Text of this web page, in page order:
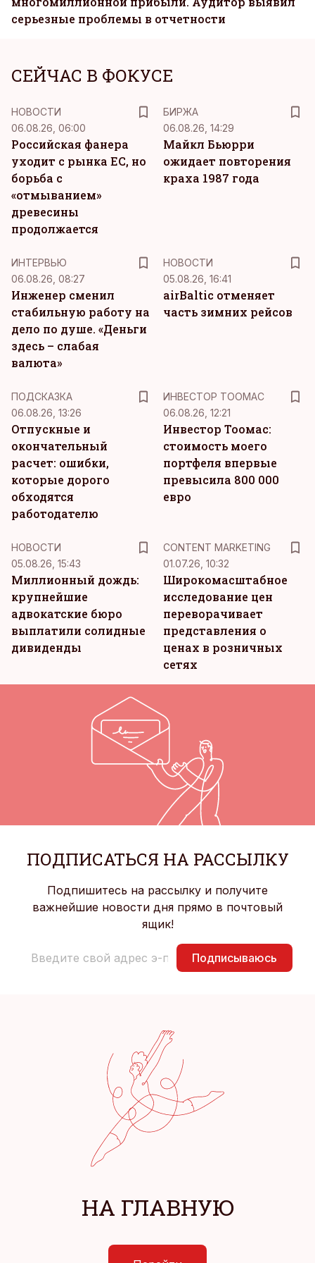
серьезные проблемы в отчетности
СЕЙЧАС В ФОКУСЕ
НОВОСТИ
06.08.26, 06:00
Российская фанера
уходит с рынка ЕС, но
борьба с
«отмыванием»
древесины
продолжается
БИРЖА
06.08.26, 14:29
Майкл Бьюрри
ожидает повторения
краха 1987 года
ИНТЕРВЬЮ
06.08.26, 08:27
Инженер сменил
стабильную работу на
дело по душе. «Деньги
здесь – слабая
валюта»
НОВОСТИ
05.08.26, 16:41
airBaltic отменяет
часть зимних рейсов
ПОДСКАЗКА
06.08.26, 13:26
Отпускные и
окончательный
расчет: ошибки,
которые дорого
обходятся
работодателю
ИНВЕСТОР ТООМАС
06.08.26, 12:21
Инвестор Тоомас:
стоимость моего
портфеля впервые
превысила 800 000
евро
НОВОСТИ
05.08.26, 15:43
Миллионный дождь:
крупнейшие
адвокатские бюро
выплатили солидные
дивиденды
CONTENT MARKETING
01.07.26, 10:32
Широкомасштабное
исследование цен
переворачивает
представления о
ценах в розничных
сетях
ПОДПИСАТЬСЯ НА РАССЫЛКУ
Подпишитесь на рассылку и получите
важнейшие новости дня прямо в почтовый
ящик!
Подписываюсь
НА ГЛАВНУЮ